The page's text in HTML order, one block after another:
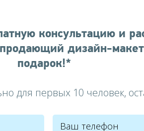
консультацию и
дизайн-макет
подарок!*
для первых 10 человек,